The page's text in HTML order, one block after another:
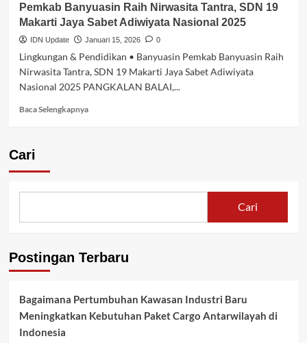
Ramadhan
1447
H
Mas
Makarti
Salurkan
Pemkab Banyuasin Raih Nirwasita Tantra, SDN 19
Makarti Jaya Sabet Adiwiyata Nasional 2025
IDN Update Januari 15, 2026 0
Lingkungan & Pendidikan • Banyuasin Pemkab Banyuasin Raih
Nirwasita Tantra, SDN 19 Makarti Jaya Sabet Adiwiyata
Nasional 2025 PANGKALAN BALAI,...
Baca SelengkapnyaBaca
19
Jaya
Sabet
2025
Cari
Cari
Postingan Terbaru
Bagaimana Pertumbuhan Kawasan Industri Baru
Meningkatkan Kebutuhan Paket Cargo Antarwilayah di
Indonesia